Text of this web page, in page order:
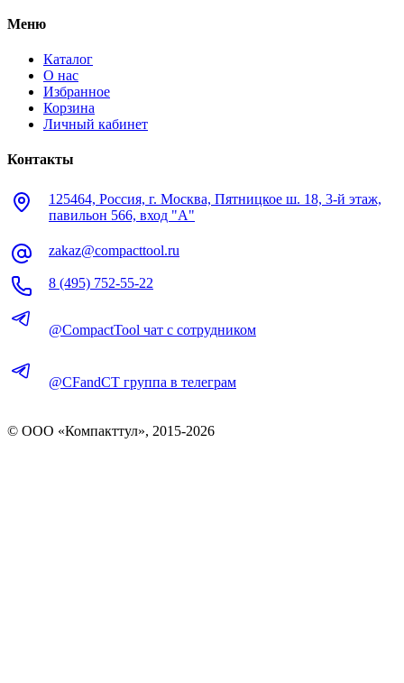
Меню
Каталог
О нас
Избранное
Корзина
Личный кабинет
Контакты
125464, Россия, г. Москва, Пятницкое ш. 18, 3-й этаж,
павильон 566, вход "А"
zakaz@compacttool.ru
8 (495) 752-55-22
@CompactTool чат с сотрудником
@CFandCT группа в телеграм
© OOO «Компакттул», 2015-2026